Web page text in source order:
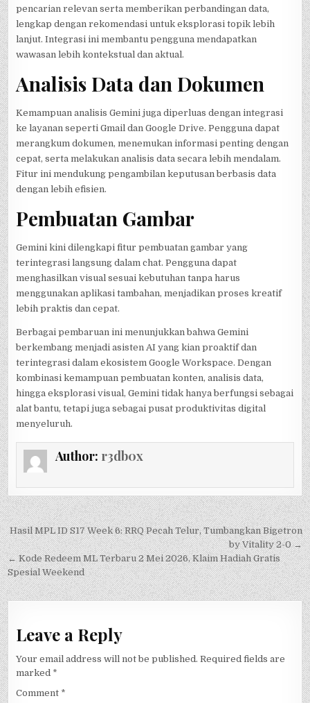
pencarian relevan serta memberikan perbandingan data,
lengkap dengan rekomendasi untuk eksplorasi topik lebih
lanjut. Integrasi ini membantu pengguna mendapatkan
wawasan lebih kontekstual dan aktual.
Analisis Data dan Dokumen
Kemampuan analisis Gemini juga diperluas dengan integrasi
ke layanan seperti Gmail dan Google Drive. Pengguna dapat
merangkum dokumen, menemukan informasi penting dengan
cepat, serta melakukan analisis data secara lebih mendalam.
Fitur ini mendukung pengambilan keputusan berbasis data
dengan lebih efisien.
Pembuatan Gambar
Gemini kini dilengkapi fitur pembuatan gambar yang
terintegrasi langsung dalam chat. Pengguna dapat
menghasilkan visual sesuai kebutuhan tanpa harus
menggunakan aplikasi tambahan, menjadikan proses kreatif
lebih praktis dan cepat.
Berbagai pembaruan ini menunjukkan bahwa Gemini
berkembang menjadi asisten AI yang kian proaktif dan
terintegrasi dalam ekosistem Google Workspace. Dengan
kombinasi kemampuan pembuatan konten, analisis data,
hingga eksplorasi visual, Gemini tidak hanya berfungsi sebagai
alat bantu, tetapi juga sebagai pusat produktivitas digital
menyeluruh.
Author: r3db0x
Post
navigation
Hasil MPL ID S17 Week 6: RRQ Pecah Telur, Tumbangkan Bigetron
by Vitality 2-0 →
← Kode Redeem ML Terbaru 2 Mei 2026, Klaim Hadiah Gratis
Spesial Weekend
Leave a Reply
Your email address will not be published. Required fields are
marked *
Comment *